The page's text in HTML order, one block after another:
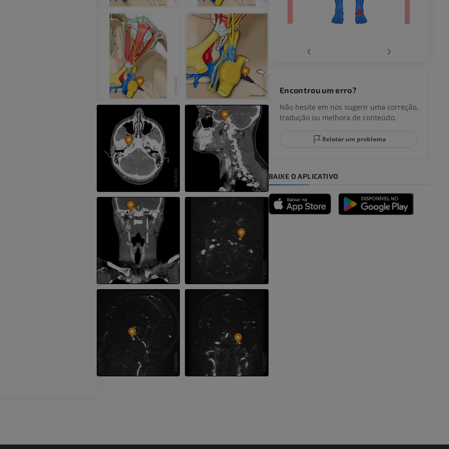
Arteriografia do membro
IRM do joelho
IRM
PREMIUM
Artrografia do joelho
Artrografia CT
PREMIUM
IRM do tornezelo e do
retropé
Antepé IRM
IRM
CTA da extremidade inferior
PREMIUM
Perna (artérias e ossos)
TC
Arteriografia dos membros
Angiografia
‹ ›
Encontrou um erro?
Não hesite em nos sugerir uma correção,
tradução ou melhora de conteúdo.
Relatar um problema
BAIXE O APLICATIVO